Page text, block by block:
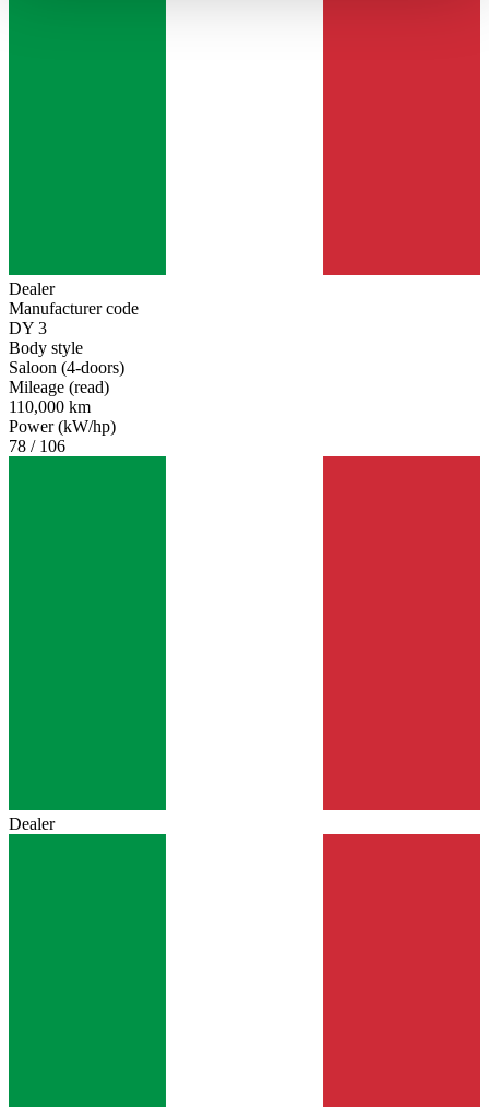
Dealer
Manufacturer code
DY 3
Body style
Saloon (4-doors)
Mileage (read)
110,000 km
Power (kW/hp)
78 / 106
Dealer